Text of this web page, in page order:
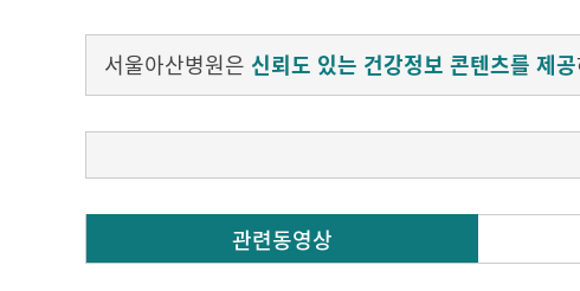
서울아산병원은 신뢰도 있는 건강정보 콘텐츠를 제공
Q. 폐암의 진단을 위한 검사에는 무엇이 있나요?
관련동영상